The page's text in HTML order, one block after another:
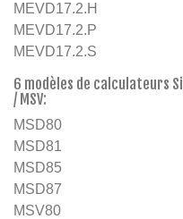
MEVD17.2.H
MEVD17.2.P
MEVD17.2.S
6 modèles de calculateurs
/ MSV:
MSD80
MSD81
MSD85
MSD87
MSV80